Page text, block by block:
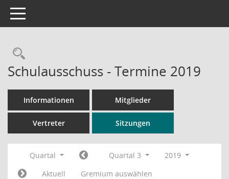
Toggle navigation
Rechercheauswahl
Schulausschuss - Termine 2019
Informationen Mitglieder
Vertreter Sitzungen
Quartal Quartal 3
2019
Aktuell
Gremium auswählen